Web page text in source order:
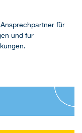
für
und für